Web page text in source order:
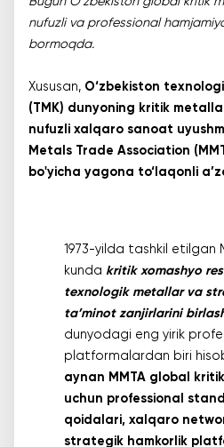
nufuzli va professional
bormoqda.
Xususan, O‘zbekiston
(TMK) dunyoning kritik
nufuzli xalqaro sanoat
Metals Trade Association
bo'yicha yagona to‘laqonli
1973-yilda tashkil etilgan
kunda kritik xomashyo
texnologik metallar va
ta’minot zanjirlarini
dunyodagi eng yirik
platformalardan biri
aynan MMTA global
uchun professional
qoidalari, xalqaro
strategik hamkorlik